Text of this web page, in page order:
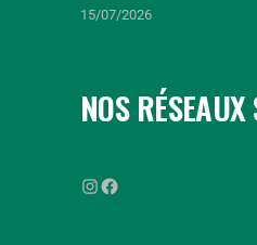
15/07/2026
NOS
ffrandonneesomme
FFRandonnée